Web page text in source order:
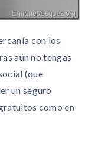
con los
aún no tengas
(que
un seguro
como en